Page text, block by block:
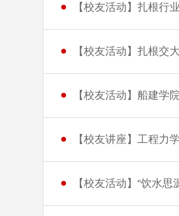
【校友活动】扎根
【校友活动】扎根
【校友活动】船建学
【校友讲座】工程
【校友活动】“饮水